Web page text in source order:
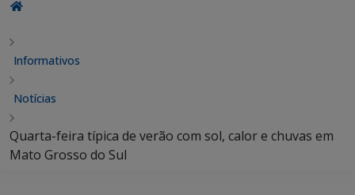
Informativos
Notícias
Quarta-feira típica de verão com sol, calor e chuvas em
Mato Grosso do Sul